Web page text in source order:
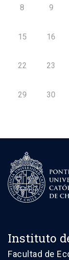
8 9
15 16
22 23
29 30
Instituto
Facultad de